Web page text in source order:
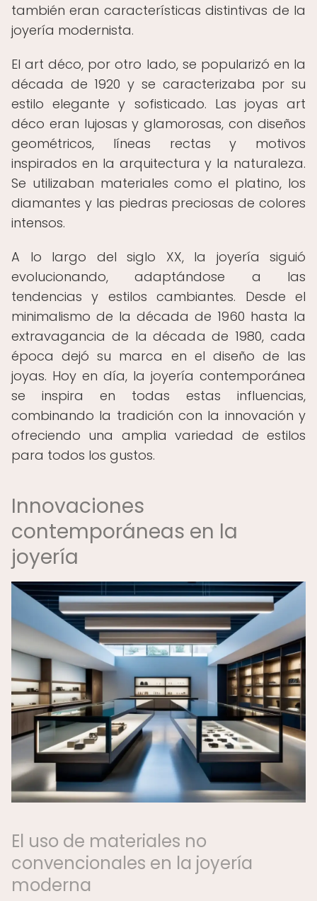
también eran características distintivas de la
joyería modernista.
El art déco, por otro lado, se popularizó en la
década de 1920 y se caracterizaba por su
estilo elegante y sofisticado. Las joyas art
déco eran lujosas y glamorosas, con diseños
geométricos, líneas rectas y motivos
inspirados en la arquitectura y la naturaleza.
Se utilizaban materiales como el platino, los
diamantes y las piedras preciosas de colores
intensos.
A lo largo del siglo XX, la joyería siguió
evolucionando, adaptándose a las
tendencias y estilos cambiantes. Desde el
minimalismo de la década de 1960 hasta la
extravagancia de la década de 1980, cada
época dejó su marca en el diseño de las
joyas. Hoy en día, la joyería contemporánea
se inspira en todas estas influencias,
combinando la tradición con la innovación y
ofreciendo una amplia variedad de estilos
para todos los gustos.
Innovaciones
contemporáneas en la
joyería
El uso de materiales no
convencionales en la joyería
moderna